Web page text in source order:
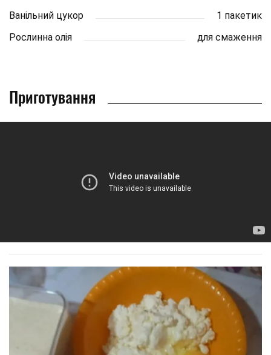
Ванільний цукор
1 пакетик
Рослинна олія
для смаження
Приготування